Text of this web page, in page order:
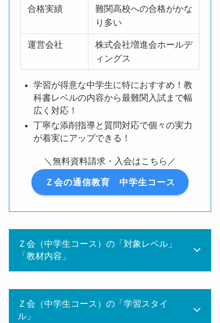
合格実績
難関高校への合格がかな
り多い
運営会社
株式会社増進会ホールデ
ィングス
学習が得意な中学生に特におすすめ！教
科書レベルの内容から最難関入試まで幅
広く対応！
丁寧な添削指導と質問対応で個々の実力
が着実にアップできる！
＼無料資料請求・入会はこちら／
Ｚ会の通信教育 中学生コース
Ｚ会（中学生コース）の「対象レベル」
「教材内容」
Ｚ会（中学生コース）の「学習スタイ
ル」